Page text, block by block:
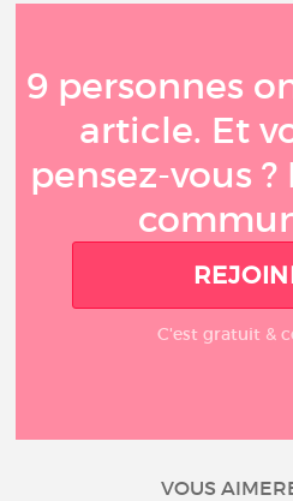
9 personnes
article. Et
pensez-vous
C'est gratuit &
VOUS